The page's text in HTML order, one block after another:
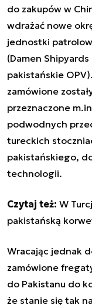
do zakupów w
wdrażać nowe
jednostki
(Damen
pakistańskie
zamówione
przeznaczone
podwodnych
tureckich
pakistańskiego,
technologii.
Czytaj też: W
pakistańską
Wracając jednak
zamówione
do Pakistanu do
że stanie się tak